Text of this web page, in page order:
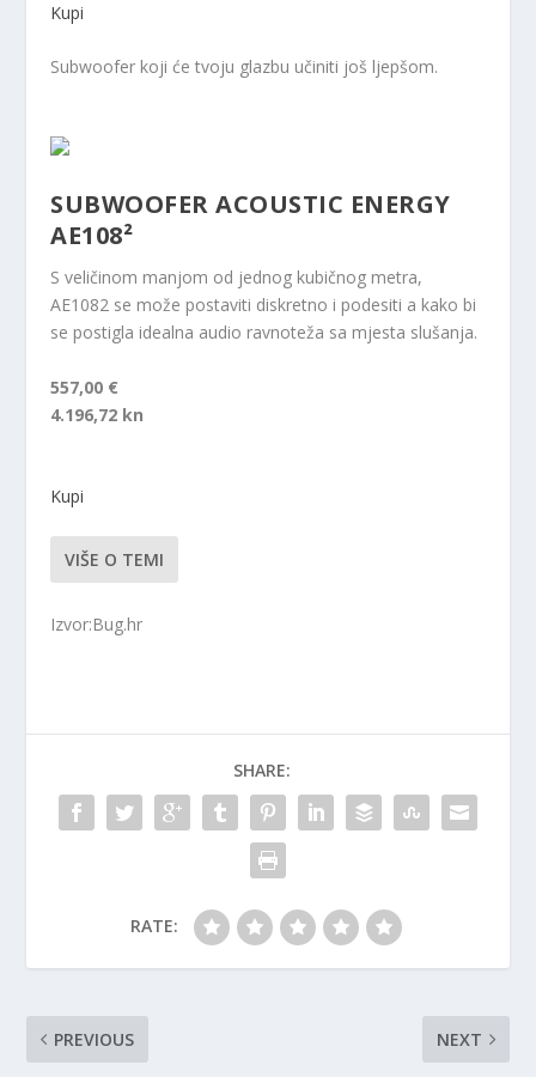
Kupi
Subwoofer koji će tvoju glazbu učiniti još ljepšom.
SUBWOOFER ACOUSTIC ENERGY
AE108²
S veličinom manjom od jednog kubičnog metra,
AE1082 se može postaviti diskretno i podesiti a kako bi
se postigla idealna audio ravnoteža sa mjesta slušanja.
557,00 €
4.196,72 kn
Kupi
VIŠE O TEMI
Izvor:Bug.hr
SHARE:
RATE:
PREVIOUS NEXT